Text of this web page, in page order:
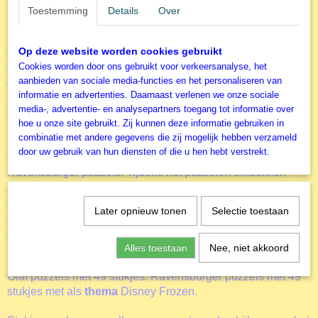
Formaat gelegde puzzel
Tijdens het puzzelen ontdekken kinderen hun grootse
vaardigheden. Vanaf vijf jaar kunnen kinderen een puzzel
van 49 stukjes maken. De drie afbeeldingen in 1 doos
zorgen voor de nodige afwisseling. Kinderen vanaf 5 jaar
zullen genieten van deElsa, Anna en Olafmet 49 stukjes.
Meer informatie
Ontsnap uit de realiteit en stap in de wereld van
Ravensburger puzzels. Tijdens het puzzelen ontdekken
stukjes. Vanaf vijf jaar kunnen kinderen een puzzel van 49
stukjes maken. De drie afbeeldingen in 1 doos zorgen voor
de nodige afwisseling. Dankzij de met de hand gemaakte
stansmessen is de vormvariatie van de stukjes oneindig.
Kinderen vanaf 5 jaar zullen genieten van deElsa, Anna en
Olaf puzzels met 49 stukjes. Ravensburger puzzels met 49
stukjes met als thema Disney Frozen.
Toestemming Details Over
Op deze website worden cookies gebruikt
Cookies worden door ons gebruikt voor verkeersanalyse, het
aanbieden van sociale media-functies en het personaliseren van
informatie en advertenties. Daarnaast verlenen we onze sociale
media-, advertentie- en analysepartners toegang tot informatie over
hoe u onze site gebruikt. Zij kunnen deze informatie gebruiken in
combinatie met andere gegevens die zij mogelijk hebben verzameld
door uw gebruik van hun diensten of die u hen hebt verstrekt.
Later opnieuw tonen Selectie toestaan
Alles toestaan Nee, niet akkoord